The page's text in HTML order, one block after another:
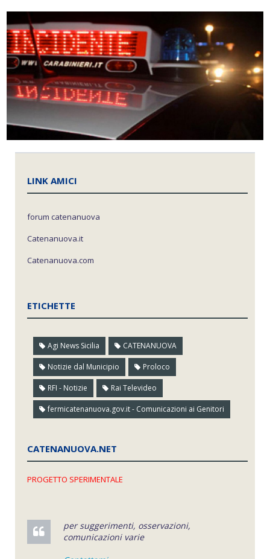
LINK AMICI
forum catenanuova
Catenanuova.it
Catenanuova.com
ETICHETTE
Agi News Sicilia CATENANUOVA
Notizie dal Municipio Proloco
RFI - Notizie Rai Televideo
fermicatenanuova.gov.it - Comunicazioni ai Genitori
CATENANUOVA.NET
PROGETTO SPERIMENTALE
per suggerimenti, osservazioni,
comunicazioni varie